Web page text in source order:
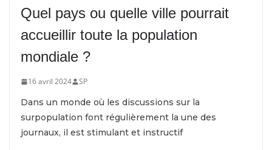
Quel pays ou quelle ville pourrait
accueillir toute la population
mondiale ?
16 avril 2024 SP
Dans un monde où les discussions sur la
surpopulation font régulièrement la une des
journaux, il est stimulant et instructif